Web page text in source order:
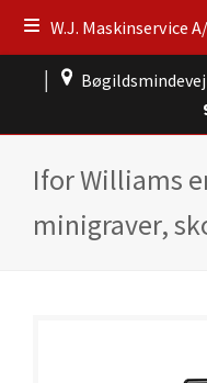
W.J. Maskinservice
Ifor Williams
minigraver,